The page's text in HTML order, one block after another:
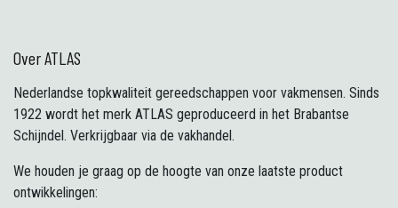
Over ATLAS
Nederlandse topkwaliteit gereedschappen voor vakmensen. Sinds
1922 wordt het merk ATLAS geproduceerd in het Brabantse
Schijndel. Verkrijgbaar via de vakhandel.
We houden je graag op de hoogte van onze laatste product
ontwikkelingen: